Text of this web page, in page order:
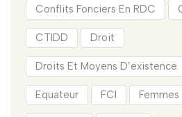
Conflits Fonciers En RDC
CTIDD Droit
Droits Et Moyens D’existence
Equateur FCI Femmes